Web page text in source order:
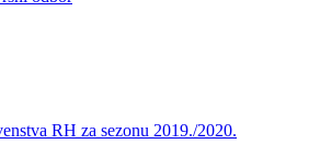
RH za sezonu 2019./2020.